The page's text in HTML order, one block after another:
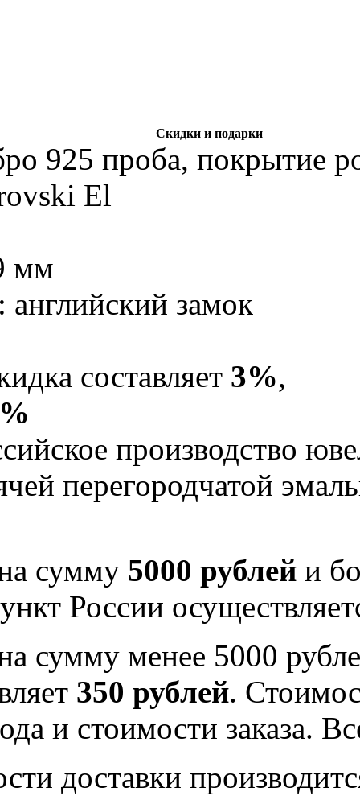
Скидки и подарки
925 проба, покрытие
El
мм
английский замок
составляет 3%,
производство
перегородчатой
сумму 5000 рублей и
России
сумму менее 5000
350 рублей.
и стоимости заказа.
доставки